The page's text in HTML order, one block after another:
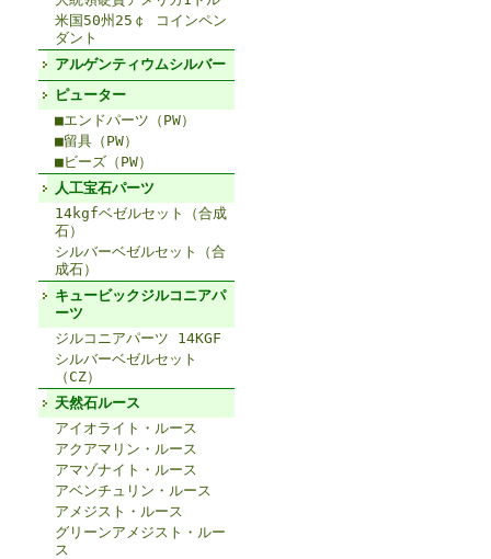
米国50州25￠ コインペン
ダント
アルゲンティウムシルバー
ピューター
■エンドパーツ（PW）
■留具（PW）
■ビーズ（PW）
人工宝石パーツ
14kgfベゼルセット（合成
石）
シルバーベゼルセット（合
成石）
キュービックジルコニアパ
ーツ
ジルコニアパーツ 14KGF
シルバーベゼルセット
（CZ）
天然石ルース
アイオライト・ルース
アクアマリン・ルース
アマゾナイト・ルース
アベンチュリン・ルース
アメジスト・ルース
グリーンアメジスト・ルー
ス